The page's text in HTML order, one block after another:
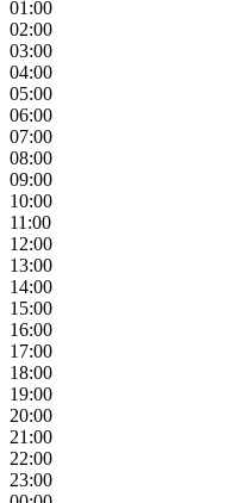
01:00
02:00
03:00
04:00
05:00
06:00
07:00
08:00
09:00
10:00
11:00
12:00
13:00
14:00
15:00
16:00
17:00
18:00
19:00
20:00
21:00
22:00
23:00